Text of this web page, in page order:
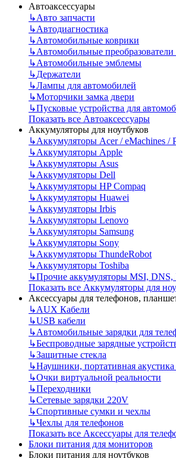
Автоаксессуары
↳Авто запчасти
↳Автодиагностика
↳Автомобильные коврики
↳Автомобильные
↳Автомобильные эмблемы
↳Держатели
↳Лампы для автомобилей
↳Моторчики замка двери
↳Пусковые устройства для
Показать все Автоаксессуары
Аккумуляторы для ноутбуков
↳Аккумуляторы Acer / eMachines /
↳Аккумуляторы Apple
↳Аккумуляторы Asus
↳Аккумуляторы Dell
↳Аккумуляторы HP Compaq
↳Аккумуляторы Huawei
↳Аккумуляторы Irbis
↳Аккумуляторы Lenovo
↳Аккумуляторы Samsung
↳Аккумуляторы Sony
↳Аккумуляторы ThundeRobot
↳Аккумуляторы Toshiba
↳Прочие аккумуляторы MSI, DNS,
Показать все Аккумуляторы для
Аксессуары для телефонов,
↳AUX Кабели
↳USB кабели
↳Автомобильные зарядки для
↳Беспроводные зарядные
↳Защитные стекла
↳Наушники, портативная
↳Очки виртуальной реальности
↳Переходники
↳Сетевые зарядки 220V
↳Спортивные сумки и чехлы
↳Чехлы для телефонов
Показать все Аксессуары для
Блоки питания для мониторов
Блоки питания для ноутбуков